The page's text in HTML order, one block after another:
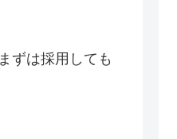
ずは採用しても